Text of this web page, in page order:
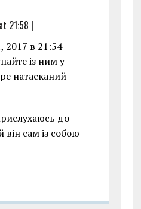
21:58 |
2017 в 21:54
із ним у
натасканий
до
сам із собою